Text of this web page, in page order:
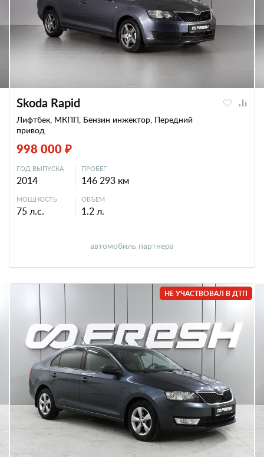
Skoda Rapid
Лифтбек, МКПП, Бензин инжектор, Передний
привод
998 000 ₽
ГОД ВЫПУСКА
2014
ПРОБЕГ
146 293 км
МОЩНОСТЬ
75 л.с.
ОБЪЕМ
1.2 л.
автомобиль партнера
НЕ УЧАСТВОВАЛ В ДТП